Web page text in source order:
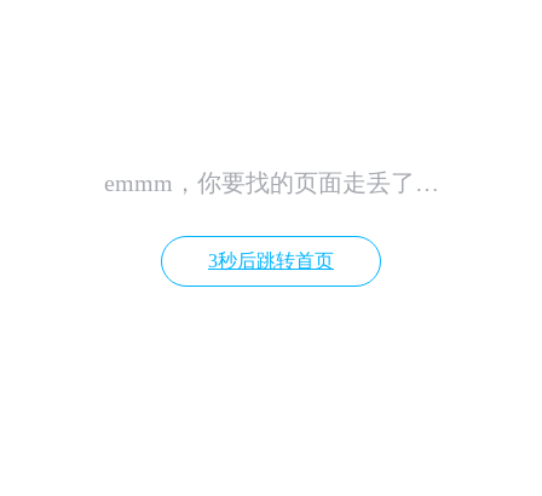
emmm，你要找的页面走丢了…
3秒后跳转首页